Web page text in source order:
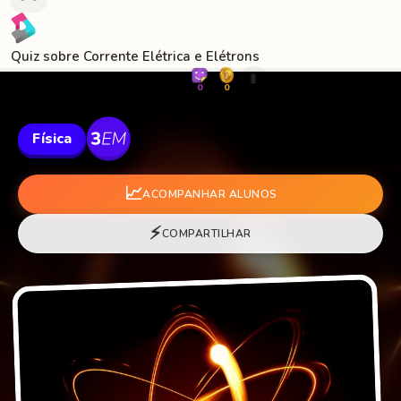
Quiz sobre Corrente Elétrica e Elétrons
0 0 🐛
Física
📈ACOMPANHAR ALUNOS
⚡COMPARTILHAR